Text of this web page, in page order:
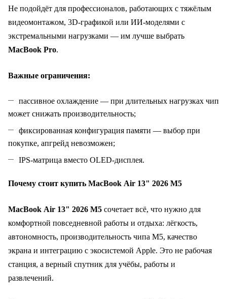
Не подойдёт для профессионалов, работающих с тяжёлым
видеомонтажом, 3D‑графикой или ИИ‑моделями с
экстремальными нагрузками — им лучше выбрать
MacBook Pro.
Важные ограничения:
пассивное охлаждение — при длительных нагрузках чип
может снижать производительность;
фиксированная конфигурация памяти — выбор при
покупке, апгрейд невозможен;
IPS‑матрица вместо OLED‑дисплея.
Почему стоит купить MacBook Air 13" 2026 M5
MacBook Air 13" 2026 M5 сочетает всё, что нужно для
комфортной повседневной работы и отдыха: лёгкость,
автономность, производительность чипа M5, качество
экрана и интеграцию с экосистемой Apple. Это не рабочая
станция, а верный спутник для учёбы, работы и
развлечений.